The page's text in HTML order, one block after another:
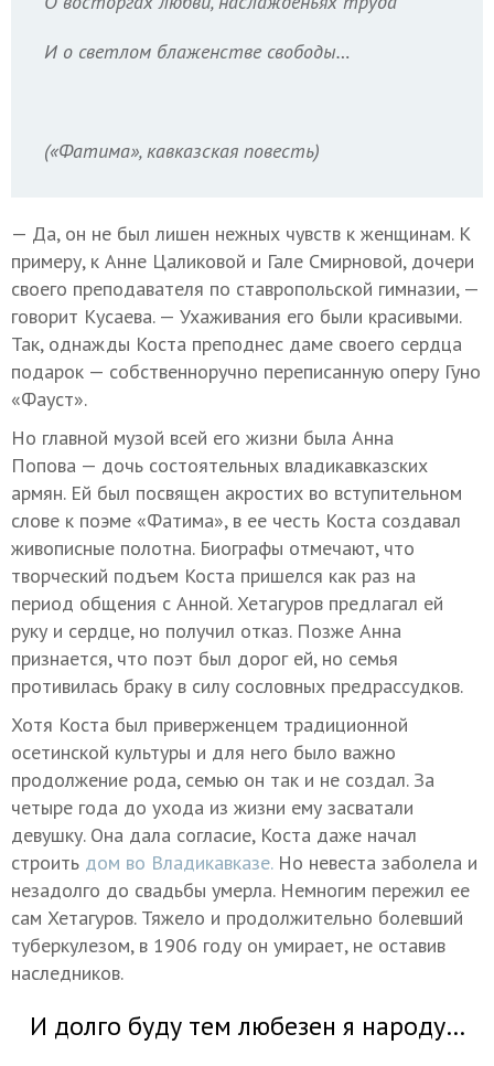
И о светлом блаженстве свободы…
(«Фатима», кавказская повесть)
— Да, он не был лишен нежных чувств к женщинам. К
примеру, к Анне Цаликовой и Гале Смирновой, дочери
своего преподавателя по ставропольской гимназии, —
говорит Кусаева. — Ухаживания его были красивыми.
Так, однажды Коста преподнес даме своего сердца
подарок — собственноручно переписанную оперу Гуно
«Фауст».
Но главной музой всей его жизни была Анна
Попова — дочь состоятельных владикавказских
армян. Ей был посвящен акростих во вступительном
слове к поэме «Фатима», в ее честь Коста создавал
живописные полотна. Биографы отмечают, что
творческий подъем Коста пришелся как раз на
период общения с Анной. Хетагуров предлагал ей
руку и сердце, но получил отказ. Позже Анна
признается, что поэт был дорог ей, но семья
противилась браку в силу сословных предрассудков.
Хотя Коста был приверженцем традиционной
осетинской культуры и для него было важно
продолжение рода, семью он так и не создал. За
четыре года до ухода из жизни ему засватали
девушку. Она дала согласие, Коста даже начал
строить дом во Владикавказе.Но невеста заболела и
незадолго до свадьбы умерла. Немногим пережил ее
сам Хетагуров. Тяжело и продолжительно болевший
туберкулезом, в 1906 году он умирает, не оставив
наследников.
И долго буду тем любезен я народу…